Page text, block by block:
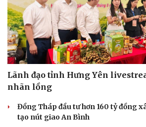
Lãnh đạo tỉnh Hưng Yên
nhãn lồng
Đồng Tháp đầu tư hơn 160 tỷ đồng
tạo nút giao An Bình